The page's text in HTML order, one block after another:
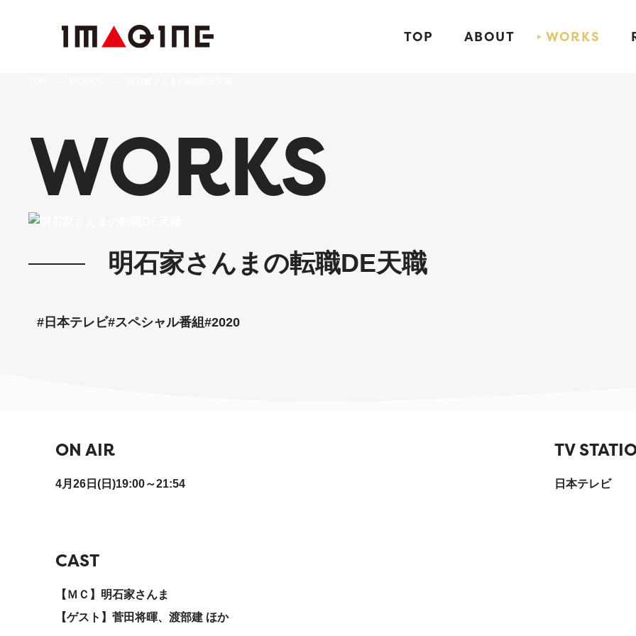
TOP ABOUT WORKS
WORKS
明石家さんまの転職DE天職
#日本テレビ#スペシャル番組#2020
ON AIR
4月26日(日)19:00～21:54
TV
日本テレビ
CAST
【ＭＣ】明石家さんま
【ゲスト】菅田将暉、渡部建 ほか